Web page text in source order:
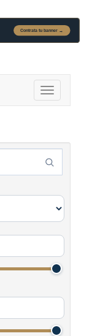
Alternar
navegación